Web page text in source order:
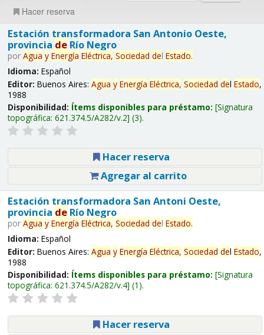
Hacer reserva
Estación transformadora San Antonio Oeste,
provincia deRío Negro
por Agua y Energía Eléctrica, Sociedad del Estado.
Idioma: Español
Editor: Buenos Aires: Agua y Energía Eléctrica, Sociedad del Estado,
1988
Disponibilidad: Ítems disponibles para préstamo: Signatura
topográfica: 621.374.5/A282/v.2 (3).
Hacer reserva
Agregar al carrito
Estación transformadora San Antoni Oeste,
provincia deRío Negro
por Agua y Energía Eléctrica, Sociedad del Estado.
Idioma: Español
Editor: Buenos Aires: Agua y Energía Eléctrica, Sociedad del Estado,
1988
Disponibilidad: Ítems disponibles para préstamo: Signatura
topográfica: 621.374.5/A282/v.4 (1).
Hacer reserva